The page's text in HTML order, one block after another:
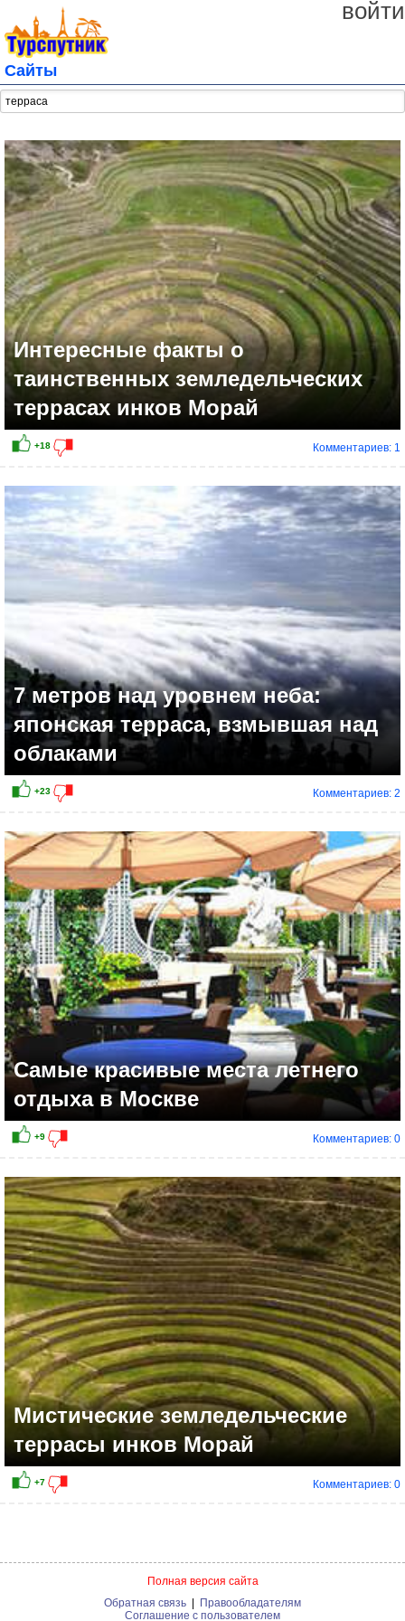
войти
Сайты
Интересные факты о
таинственных земледельческих
террасах инков Морай
+18
Комментариев: 1
7 метров над уровнем неба:
японская терраса, взмывшая над
облаками
Комментариев: 2
Самые красивые места летнего
отдыха в Москве
Комментариев: 0
Мистические земледельческие
террасы инков Морай
Комментариев: 0
Полная версия сайта
Обратная связь | Правообладателям
Соглашение с пользователем